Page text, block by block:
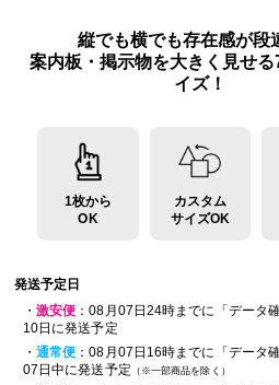
縦でも横でも存在感が段
案内板・掲示物を大きく見せ
イズ！
1枚から
OK
カスタム
サイズOK
発送予定日
・ 激安便 ：08月07日24時までに「データ
10日に発送予定
・ 通常便 ：08月07日16時までに「データ
07日中に発送予定 （※一部商品を除く）